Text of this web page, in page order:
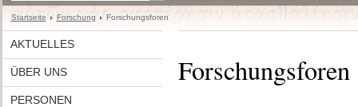
Startseite Forschung Forschungsforen
AKTUELLES
ÜBER UNS
PERSONEN
Forschungsforen